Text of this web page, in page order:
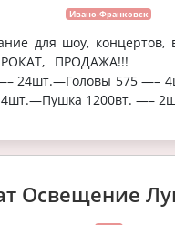
Ивано-Франковск
для шоу, концертов,
ПРОДАЖА!!!
24шт.—Головы 575 —–
1200вт. —–
Освещение